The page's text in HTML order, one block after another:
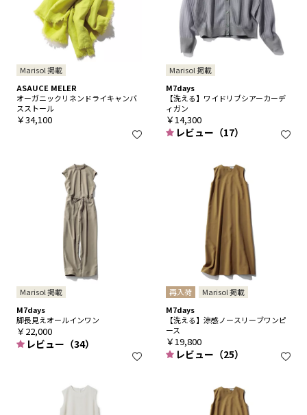
Marisol 掲載
ASAUCE MELER
オーガニックリネンドライキャンバ
スストール
￥34,100
Marisol 掲載
M7days
【洗える】ワイドリブシアーカーデ
ィガン
￥14,300
レビュー（17）
Marisol 掲載
M7days
脚長見えオールインワン
￥22,000
レビュー（34）
再入荷
Marisol 掲載
M7days
【洗える】涼感ノースリーブワンピ
ース
￥19,800
レビュー（25）